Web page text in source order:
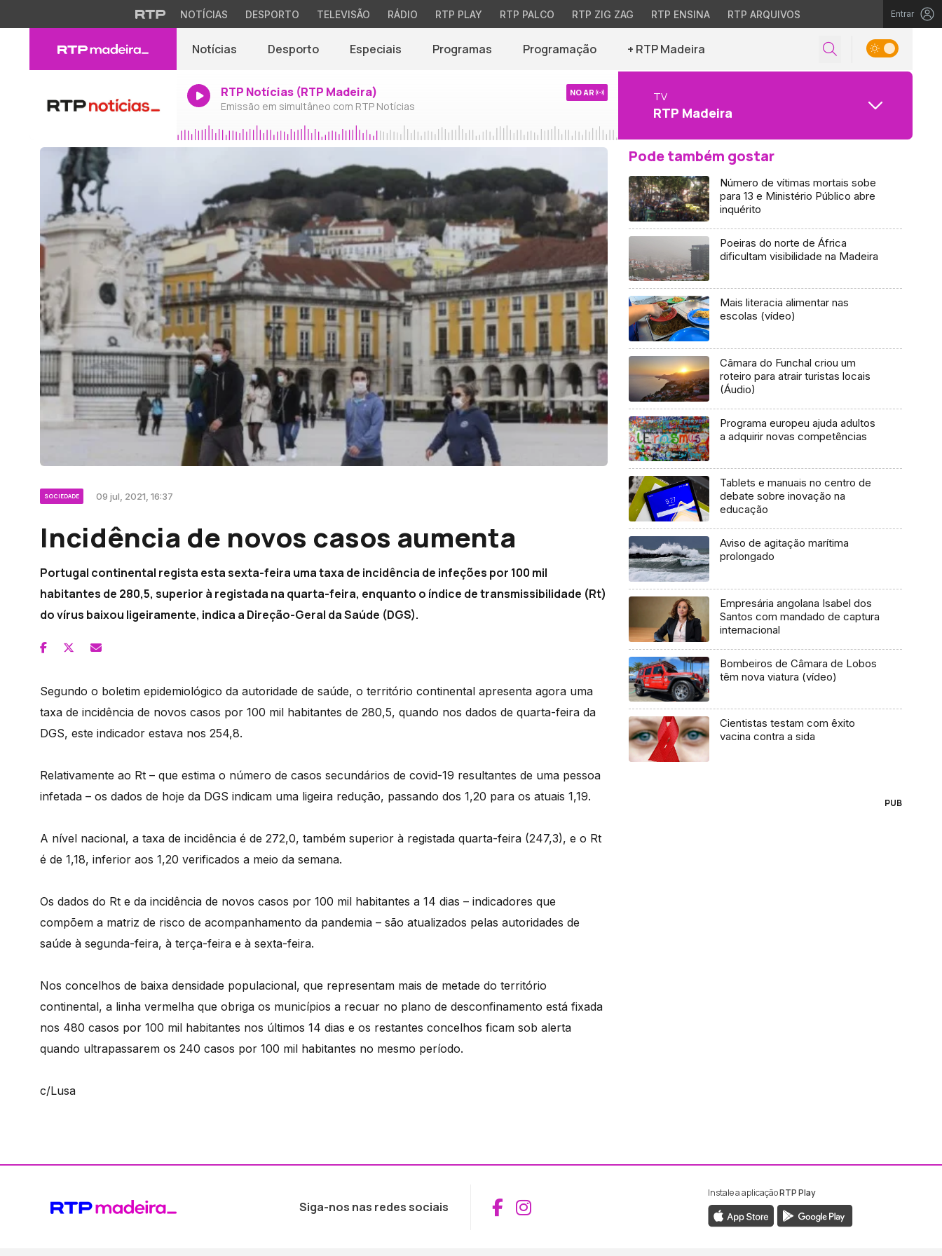
NOTÍCIAS DESPORTO TELEVISÃO RÁDIO RTP PLAY RTP PALCO RTP ZIG ZAG RTP ENSINA RTP ARQUIVOS Entrar
Notícias Desporto Especiais Programas Programação + RTP Madeira
RTP Notícias (RTP Madeira)
Emissão em simultâneo com RTP Notícias
NO AR TV
RTP Madeira
SOCIEDADE 09 jul, 2021, 16:37
Incidência de novos casos aumenta
Portugal continental regista esta sexta-feira uma taxa de incidência de infeções por 100 mil
habitantes de 280,5, superior à registada na quarta-feira, enquanto o índice de transmissibilidade (Rt)
do vírus baixou ligeiramente, indica a Direção-Geral da Saúde (DGS).
Segundo o boletim epidemiológico da autoridade de saúde, o território continental apresenta agora uma
taxa de incidência de novos casos por 100 mil habitantes de 280,5, quando nos dados de quarta-feira da
DGS, este indicador estava nos 254,8.
Relativamente ao Rt – que estima o número de casos secundários de covid-19 resultantes de uma pessoa
infetada – os dados de hoje da DGS indicam uma ligeira redução, passando dos 1,20 para os atuais 1,19.
A nível nacional, a taxa de incidência é de 272,0, também superior à registada quarta-feira (247,3), e o Rt
é de 1,18, inferior aos 1,20 verificados a meio da semana.
Os dados do Rt e da incidência de novos casos por 100 mil habitantes a 14 dias – indicadores que
compõem a matriz de risco de acompanhamento da pandemia – são atualizados pelas autoridades de
saúde à segunda-feira, à terça-feira e à sexta-feira.
Nos concelhos de baixa densidade populacional, que representam mais de metade do território
continental, a linha vermelha que obriga os municípios a recuar no plano de desconfinamento está fixada
nos 480 casos por 100 mil habitantes nos últimos 14 dias e os restantes concelhos ficam sob alerta
quando ultrapassarem os 240 casos por 100 mil habitantes no mesmo período.
c/Lusa
Pode também gostar
Número de vítimas mortais sobe
para 13 e Ministério Público abre
inquérito
Poeiras do norte de África
dificultam visibilidade na Madeira
Mais literacia alimentar nas
escolas (vídeo)
Câmara do Funchal criou um
roteiro para atrair turistas locais
(Áudio)
Programa europeu ajuda adultos
a adquirir novas competências
Tablets e manuais no centro de
debate sobre inovação na
educação
Aviso de agitação marítima
prolongado
Empresária angolana Isabel dos
Santos com mandado de captura
internacional
Bombeiros de Câmara de Lobos
têm nova viatura (vídeo)
Cientistas testam com êxito
vacina contra a sida
PUB
Siga-nos nas redes sociais Aceder ao Facebook da RTP Madeira
Aceder ao Instagram da RTP Madeira
Instale a aplicaçãoRTP Play